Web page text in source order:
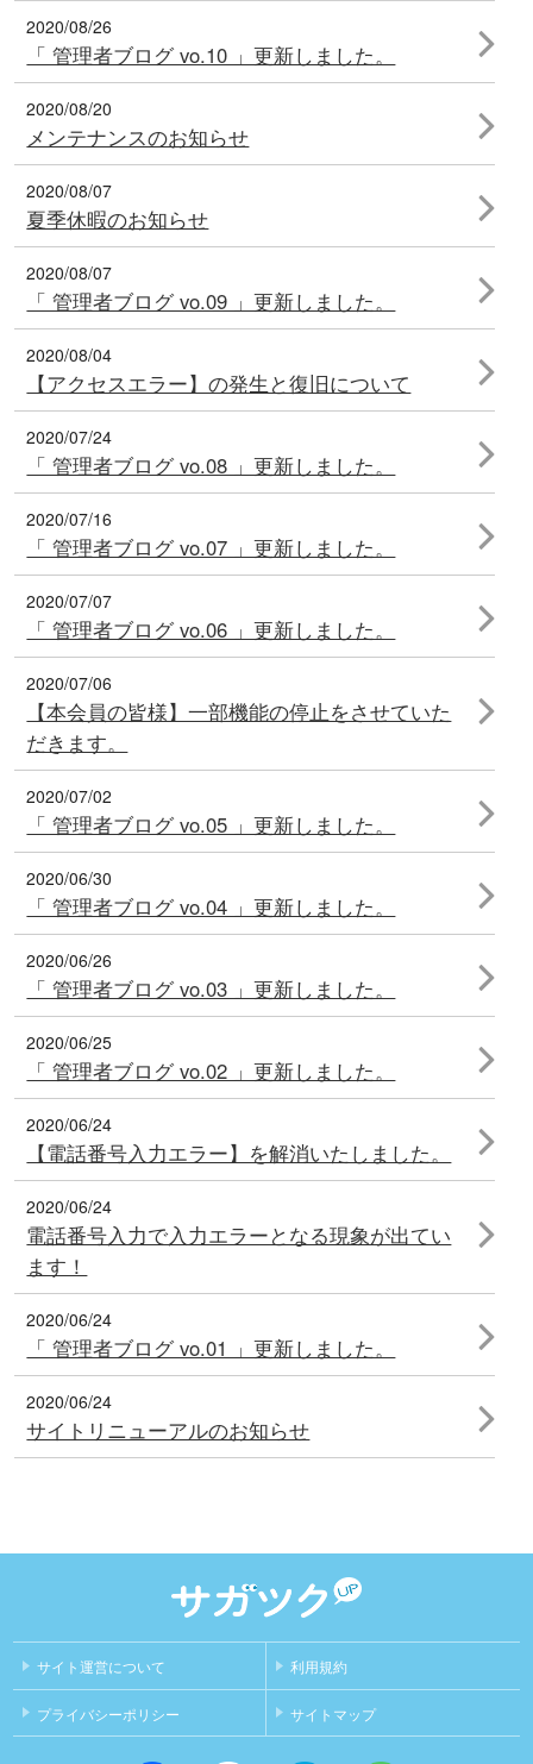
2020/08/26
「 管理者ブログ vo.10 」更新しました。
2020/08/20
メンテナンスのお知らせ
2020/08/07
夏季休暇のお知らせ
2020/08/07
「 管理者ブログ vo.09 」更新しました。
2020/08/04
【アクセスエラー】の発生と復旧について
2020/07/24
「 管理者ブログ vo.08 」更新しました。
2020/07/16
「 管理者ブログ vo.07 」更新しました。
2020/07/07
「 管理者ブログ vo.06 」更新しました。
2020/07/06
【本会員の皆様】一部機能の停止をさせていた
だきます。
2020/07/02
「 管理者ブログ vo.05 」更新しました。
2020/06/30
「 管理者ブログ vo.04 」更新しました。
2020/06/26
「 管理者ブログ vo.03 」更新しました。
2020/06/25
「 管理者ブログ vo.02 」更新しました。
2020/06/24
【電話番号入力エラー】を解消いたしました。
2020/06/24
電話番号入力で入力エラーとなる現象が出てい
ます！
2020/06/24
「 管理者ブログ vo.01 」更新しました。
2020/06/24
サイトリニューアルのお知らせ
サイト運営について 利用規約
プライバシーポリシー サイトマップ